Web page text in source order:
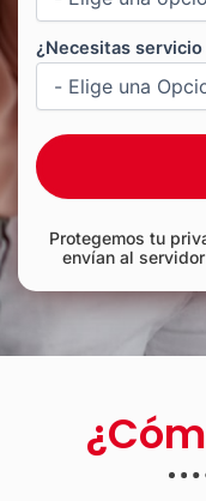
¿Necesitas
Protegemos tu
envían al